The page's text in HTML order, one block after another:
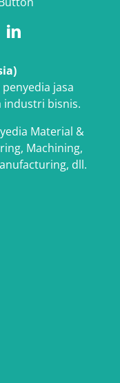
jasa
industri bisnis.
Material &
Machining,
dll.